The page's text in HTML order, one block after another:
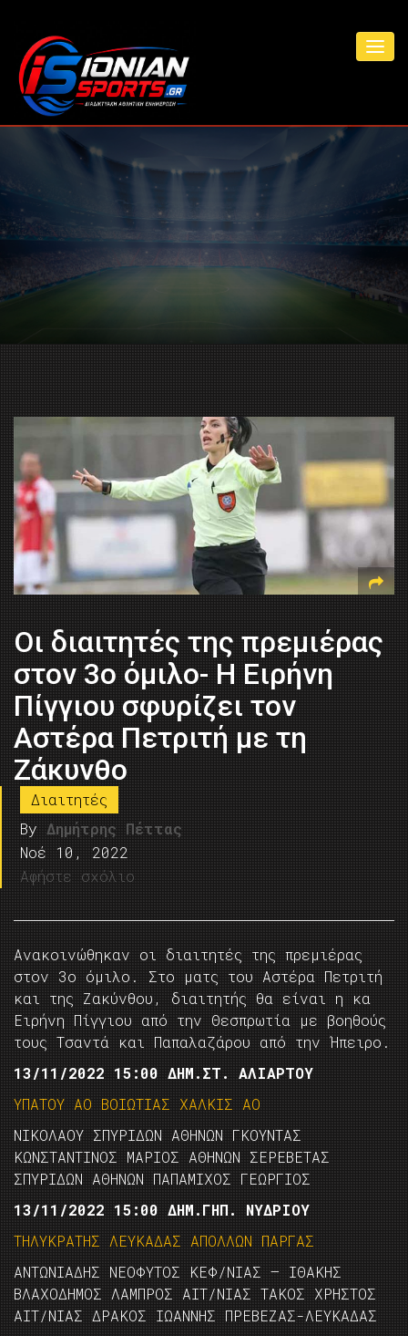
Οι διαιτητές της πρεμιέρας
στον 3ο όμιλο- Η Ειρήνη
Πίγγιου σφυρίζει τον
Αστέρα Πετριτή με τη
Ζάκυνθο
Διαιτητές
By Δημήτρης Πέττας
Νοέ 10, 2022
Αφήστε σχόλιο
Ανακοινώθηκαν οι διαιτητές της πρεμιέρας
στον 3ο όμιλο. Στο ματς του Αστέρα Πετριτή
και της Ζακύνθου, διαιτητής θα είναι η κα
Ειρήνη Πίγγιου από την Θεσπρωτία με βοηθούς
τους Τσαντά και Παπαλαζάρου από την Ήπειρο.
13/11/2022 15:00 ΔΗΜ.ΣΤ. ΑΛΙΑΡΤΟΥ
ΥΠΑΤΟΥ ΑΟ ΒΟΙΩΤΙΑΣ ΧΑΛΚΙΣ ΑΟ
ΝΙΚΟΛΑΟΥ ΣΠΥΡΙΔΩΝ ΑΘΗΝΩΝ ΓΚΟΥΝΤΑΣ
ΚΩΝΣΤΑΝΤΙΝΟΣ ΜΑΡΙΟΣ ΑΘΗΝΩΝ ΣΕΡΕΒΕΤΑΣ
ΣΠΥΡΙΔΩΝ ΑΘΗΝΩΝ ΠΑΠΑΜΙΧΟΣ ΓΕΩΡΓΙΟΣ
13/11/2022 15:00 ΔΗΜ.ΓΗΠ. ΝΥΔΡΙΟΥ
ΤΗΛΥΚΡΑΤΗΣ ΛΕΥΚΑΔΑΣ ΑΠΟΛΛΩΝ ΠΑΡΓΑΣ
ΑΝΤΩΝΙΑΔΗΣ ΝΕΟΦΥΤΟΣ ΚΕΦ/ΝΙΑΣ – ΙΘΑΚΗΣ
ΒΛΑΧΟΔΗΜΟΣ ΛΑΜΠΡΟΣ ΑΙΤ/ΝΙΑΣ ΤΑΚΟΣ ΧΡΗΣΤΟΣ
ΑΙΤ/ΝΙΑΣ ΔΡΑΚΟΣ ΙΩΑΝΝΗΣ ΠΡΕΒΕΖΑΣ-ΛΕΥΚΑΔΑΣ